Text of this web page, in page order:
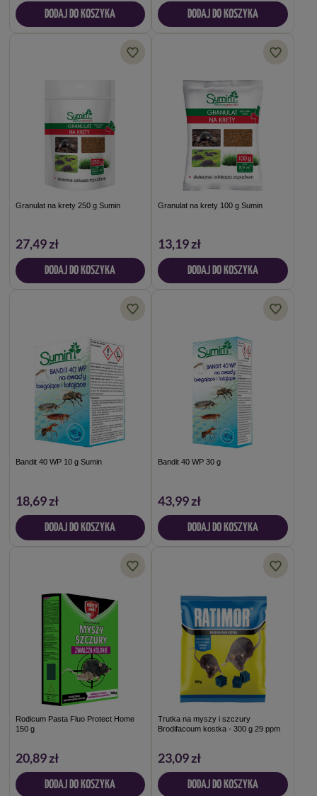
DODAJ DO KOSZYKA DODAJ DO KOSZYKA
Granulat na krety 250 g Sumin
27,49 zł
DODAJ DO KOSZYKA
Granulat na krety 100 g Sumin
13,19 zł
DODAJ DO KOSZYKA
Bandit 40 WP 10 g Sumin
18,69 zł
DODAJ DO KOSZYKA
Bandit 40 WP 30 g
43,99 zł
DODAJ DO KOSZYKA
Rodicum Pasta Fluo Protect Home
150 g
20,89 zł
DODAJ DO KOSZYKA
Trutka na myszy i szczury
Brodifacoum kostka - 300 g 29 ppm
23,09 zł
DODAJ DO KOSZYKA